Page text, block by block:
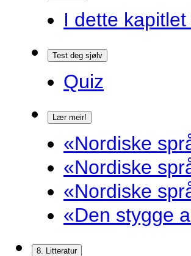
I dette
Test deg sjølv
Quiz
Lær meir!
«Nordiske
«Nordiske
«Nordiske
«Den stygge
8. Litteratur